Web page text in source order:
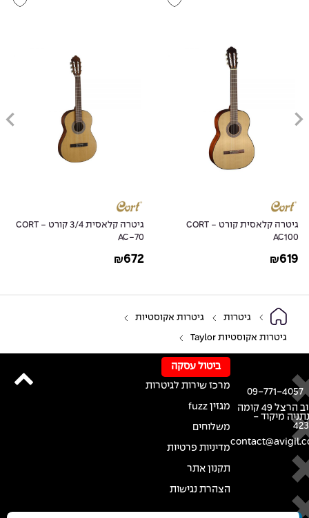
גיטרה קלאסית קורט - CORT
AC100
₪619
גיטרה קלאסית 3/4 קורט - CORT
AC-70
₪672
גיטרות גיטרות אקוסטיות
גיטרות אקוסטיות Taylor
רחוב הרצל 49 קומה
מיקוד -
09-771-4057
ביטול עסקה
מרכז שירות לגיטרות
מגזין fuzz
משלוחים
מדיניות פרטיות
תקנון אתר
הצהרת נגישות